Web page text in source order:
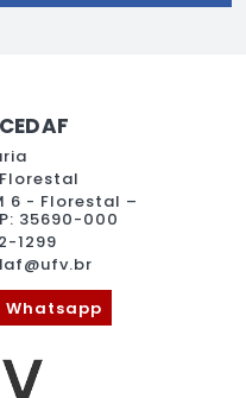
6 - Florestal –
35690-000
1299